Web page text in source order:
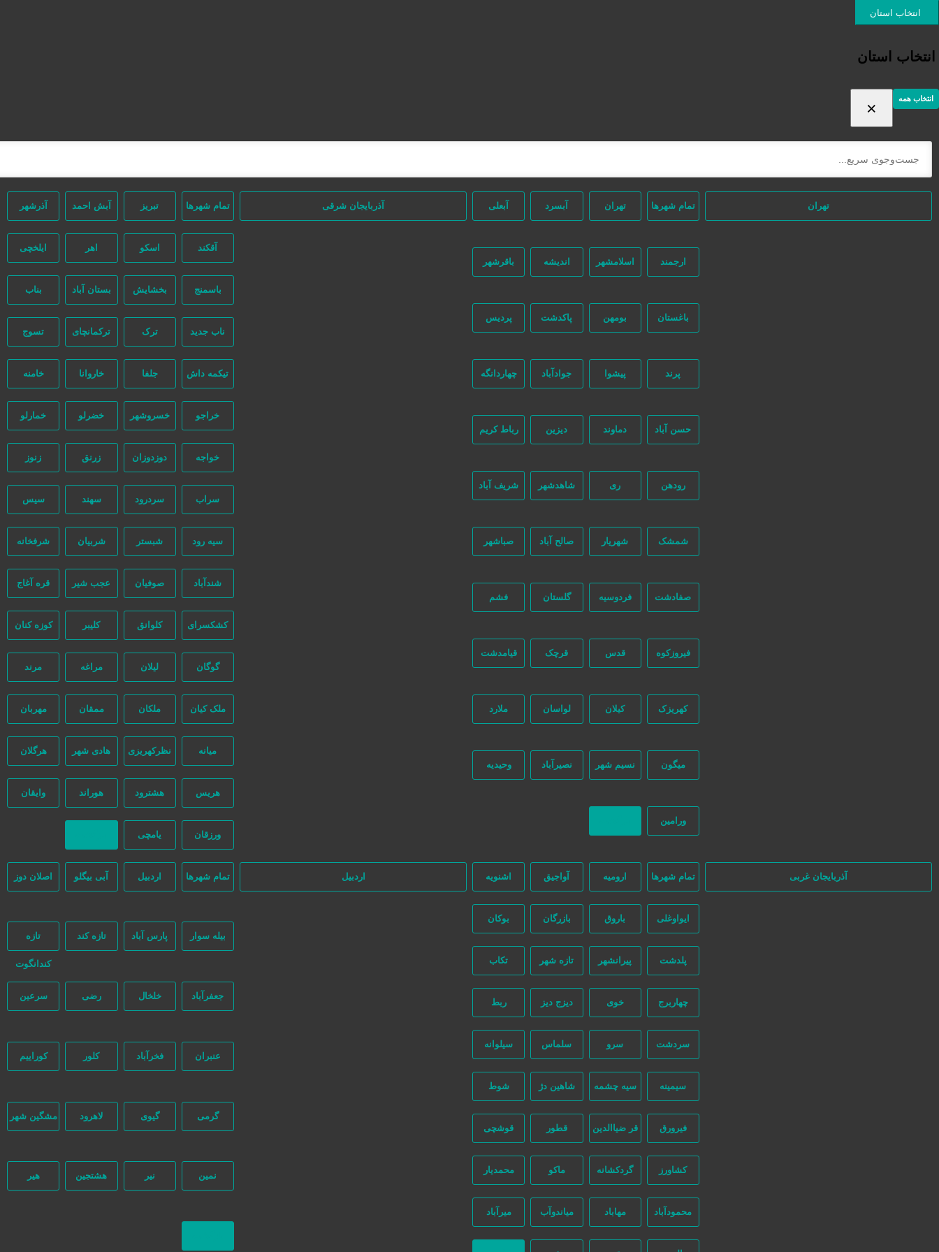
انتخاب استان
انتخاب استان
انتخاب همه ×
تهران تمام شهر‌ها تهران آبسرد آبعلی
ارجمند اسلامشهر اندیشه باقرشهر
باغستان بومهن پاکدشت پردیس
پرند پیشوا جوادآباد چهاردانگه
حسن آباد دماوند دیزین رباط کریم
رودهن ری شاهدشهر شریف آباد
شمشک شهریار صالح آباد صباشهر
صفادشت فردوسیه گلستان فشم
فیروزکوه قدس قرچک قیامدشت
کهریزک کیلان لواسان ملارد
میگون نسیم شهر نصیرآباد وحیدیه
ورامین
آذربایجان شرقی تمام شهر‌ها تبریز آبش احمد آذرشهر
آقکند اسکو اهر ایلخچی
باسمنج بخشایش بستان آباد بناب
ناب جدید ترک ترکمانچای تسوج
تیکمه داش جلفا خاروانا خامنه
خراجو خسروشهر خضرلو خمارلو
خواجه دوزدوزان زرنق زنوز
سراب سردرود سهند سیس
سیه رود شبستر شربیان شرفخانه
شندآباد صوفیان عجب شیر قره آغاج
کشکسرای کلوانق کلیبر کوزه کنان
گوگان لیلان مراغه مرند
ملک کیان ملکان ممقان مهربان
میانه نظرکهریزی هادی شهر هرگلان
هریس هشترود هوراند وایقان
ورزقان یامچی
آذربایجان غربی تمام شهر‌ها ارومیه آواجیق اشنویه
ایواوغلی باروق بازرگان بوکان
پلدشت پیرانشهر تازه شهر تکاب
چهاربرج خوی دیزج دیز ربط
سردشت سرو سلماس سیلوانه
سیمینه سیه چشمه شاهین دژ شوط
فیرورق قر ضیاالدین قطور قوشچی
کشاورز گردکشانه ماکو محمدیار
محمودآباد مهاباد میاندوآب میرآباد
اردبیل تمام شهر‌ها اردبیل آبی بیگلو اصلان دوز
بیله سوار پارس آباد تازه کند تازه
کندانگوت
جعفرآباد خلخال رضی سرعین
عنبران فخرآباد کلور کوراییم
گرمی گیوی لاهرود مشگین شهر
نمین نیر هشتجین هیر
ورود / ثبت نام
در سایت تبلیغاتی نیازجو کاربران مستقیما با هم تماس می‌گیرند و هیچ واسطه‌ای در این میان وجود ندارد، پس دقت فرمایید که در خرید و فروشِ شما نیازجو هیچ دخالتی نداشته و کاربران باید خودشان جنبه‌های مختلف امنیتی را در